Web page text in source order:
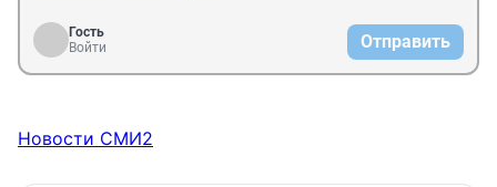
Гость
Войти
Отправить
Новости СМИ2